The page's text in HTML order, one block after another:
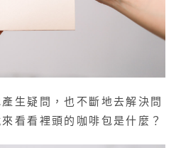
生疑問，也不斷地去解決問
看看裡頭的咖啡包是什麼？